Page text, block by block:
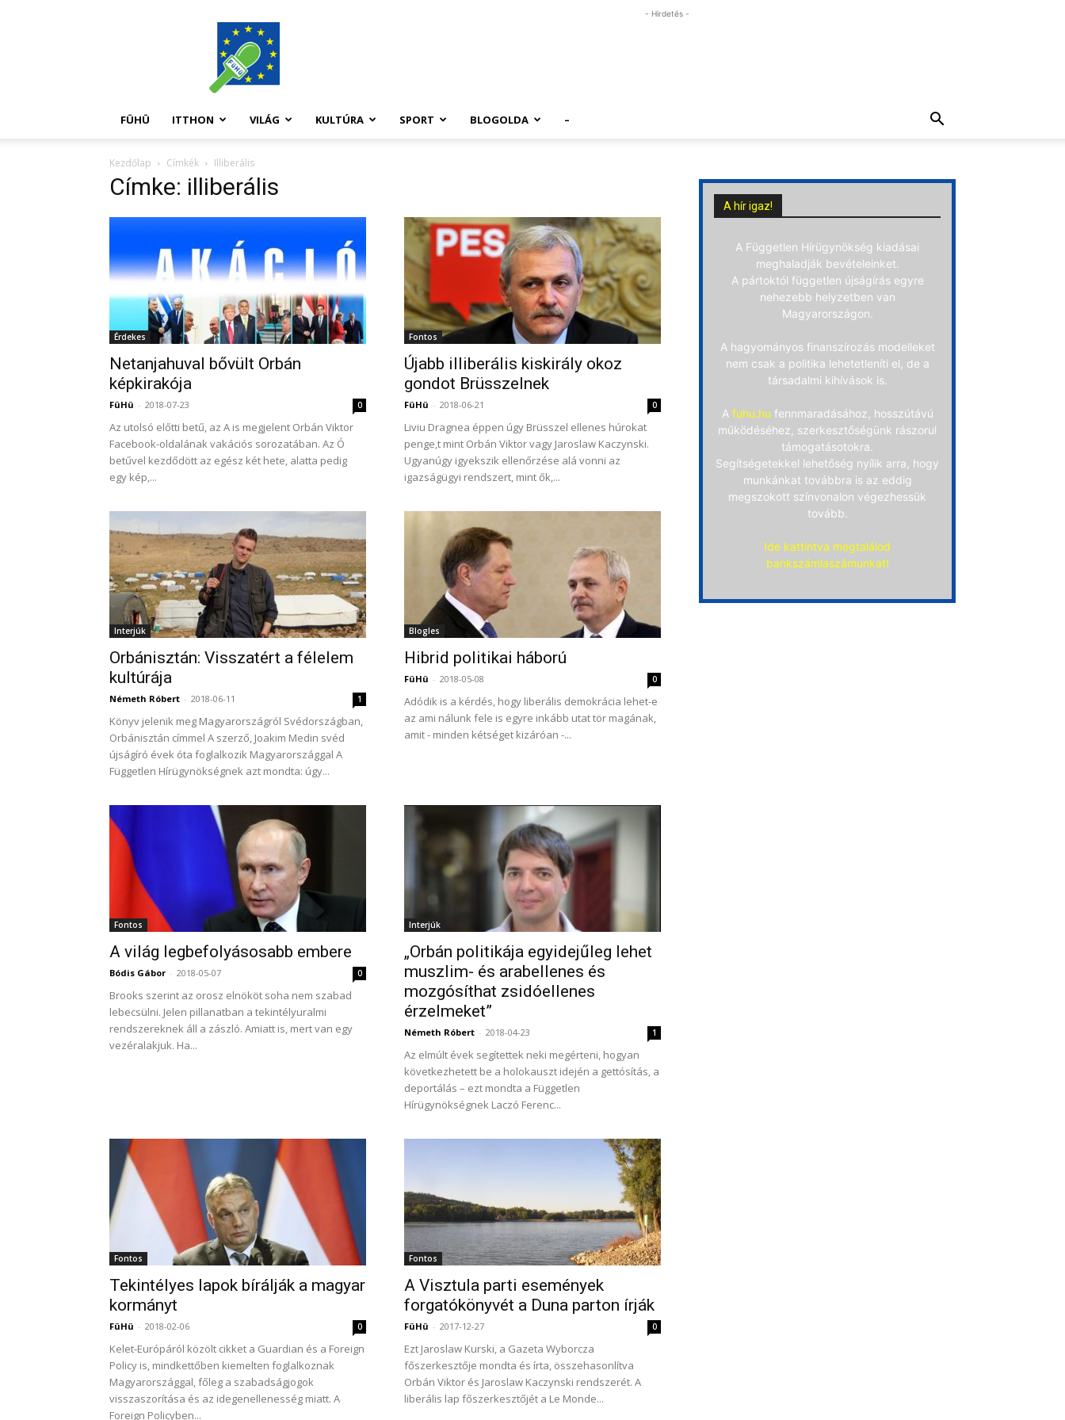
FüHü
- Hirdetés -
FÜHÜ ITTHON VILÁG KULTÚRA SPORT BLOGOLDA –
Kezdőlap Címkék Illiberális
Címke: illiberális
Érdekes
Netanjahuval bővült Orbán
képkirakója
FüHü - 2018-07-23 0
Az utolsó előtti betű, az A is megjelent Orbán Viktor
Facebook-oldalának vakációs sorozatában. Az Ó
betűvel kezdődött az egész két hete, alatta pedig
egy kép,...
Fontos
Újabb illiberális kiskirály okoz
gondot Brüsszelnek
FüHü - 2018-06-21 0
Liviu Dragnea éppen úgy Brüsszel ellenes húrokat
penge,t mint Orbán Viktor vagy Jaroslaw Kaczynski.
Ugyanúgy igyekszik ellenőrzése alá vonni az
igazságügyi rendszert, mint ők,...
Interjúk
Orbánisztán: Visszatért a félelem
kultúrája
Németh Róbert - 2018-06-11 1
Könyv jelenik meg Magyarországról Svédországban,
Orbánisztán címmel A szerző, Joakim Medin svéd
újságíró évek óta foglalkozik Magyarországgal A
Független Hírügynökségnek azt mondta: úgy...
Blogles
Hibrid politikai háború
FüHü - 2018-05-08 0
Adódik is a kérdés, hogy liberális demokrácia lehet-e
az ami nálunk fele is egyre inkább utat tör magának,
amit - minden kétséget kizáróan -...
Fontos
A világ legbefolyásosabb embere
Bódis Gábor - 2018-05-07 0
Brooks szerint az orosz elnököt soha nem szabad
lebecsülni. Jelen pillanatban a tekintélyuralmi
rendszereknek áll a zászló. Amiatt is, mert van egy
vezéralakjuk. Ha...
Interjúk
„Orbán politikája egyidejűleg lehet
muszlim- és arabellenes és
mozgósíthat zsidóellenes
érzelmeket”
Németh Róbert - 2018-04-23 1
Az elmúlt évek segítettek neki megérteni, hogyan
következhetett be a holokauszt idején a gettósítás, a
deportálás – ezt mondta a Független
Hírügynökségnek Laczó Ferenc...
Fontos
Tekintélyes lapok bírálják a magyar
kormányt
FüHü - 2018-02-06 0
Kelet-Európáról közölt cikket a Guardian és a Foreign
Policy is, mindkettőben kiemelten foglalkoznak
Magyarországgal, főleg a szabadságjogok
visszaszorítása és az idegenellenesség miatt. A
Foreign Policyben...
Fontos
A Visztula parti események
forgatókönyvét a Duna parton írják
FüHü - 2017-12-27 0
Ezt Jaroslaw Kurski, a Gazeta Wyborcza
főszerkesztője mondta és írta, összehasonlítva
Orbán Viktor és Jaroslaw Kaczynski rendszerét. A
liberális lap főszerkesztőjét a Le Monde...
A hír igaz!
A Független Hírügynökség kiadásai
meghaladják bevételeinket.
A pártoktól független újságírás egyre
nehezebb helyzetben van
Magyarországon.
A hagyományos finanszírozás modelleket
nem csak a politika lehetetleníti el, de a
társadalmi kihívások is.
A fuhu.hu fennmaradásához, hosszútávú
működéséhez, szerkesztőségünk rászorul
támogatásotokra.
Segítségetekkel lehetőség nyílik arra, hogy
munkánkat továbbra is az eddig
megszokott színvonalon végezhessük
tovább.
Ide kattintva megtalálod
bankszámlaszámunkat!